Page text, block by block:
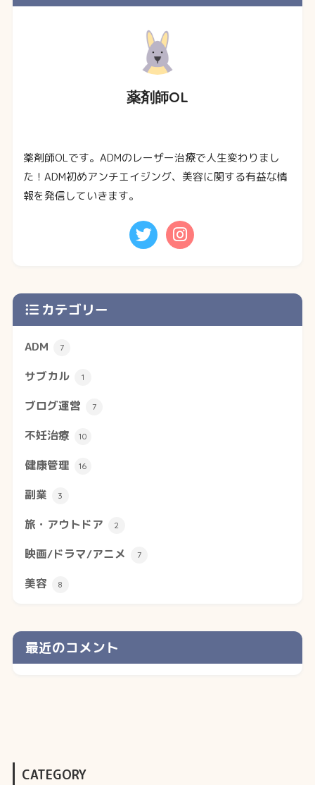
薬剤師OL
薬剤師OLです。ADMのレーザー治療で人生変わりまし
た！ADM初めアンチエイジング、美容に関する有益な情
報を発信していきます。
カテゴリー
ADM 7
サブカル 1
ブログ運営 7
不妊治療 10
健康管理 16
副業 3
旅・アウトドア 2
映画/ドラマ/アニメ 7
美容 8
最近のコメント
CATEGORY